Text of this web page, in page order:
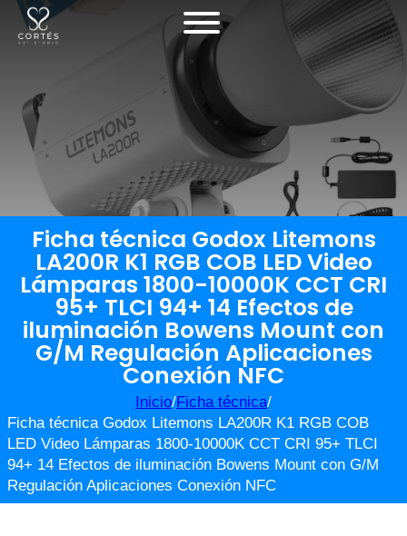
Ficha técnica Godox Litemons
LA200R K1 RGB COB LED Video
Lámparas 1800-10000K CCT CRI
95+ TLCI 94+ 14 Efectos de
iluminación Bowens Mount con
G/M Regulación Aplicaciones
Conexión NFC
Inicio/Ficha técnica/
Ficha técnica Godox Litemons LA200R K1 RGB COB
LED Video Lámparas 1800-10000K CCT CRI 95+ TLCI
94+ 14 Efectos de iluminación Bowens Mount con G/M
Regulación Aplicaciones Conexión NFC